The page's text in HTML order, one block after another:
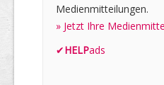
Medienmitteilungen.
» Jetzt Ihre
✔HELPads